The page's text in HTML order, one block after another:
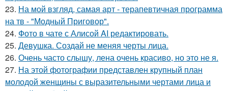
23. На мой взгляд, самая арт - терапевтичная программа
на тв - "Модный Приговор".
24. Фото в чате с Алисой AI редактировать.
25. Девушка. Создай не меняя черты лица.
26. Очень часто слышу, лена очень красиво, но это не я.
27. На этой фотографии представлен крупный план
молодой женщины с выразительными чертами лица и